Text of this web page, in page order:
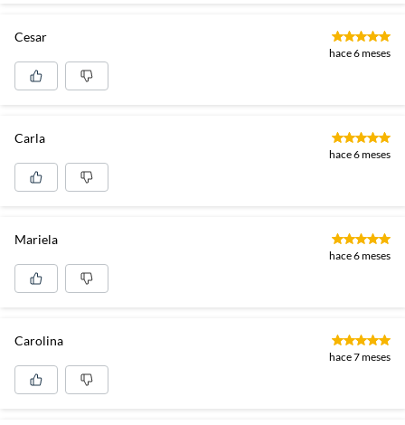
Cesar
hace 6 meses
Carla
hace 6 meses
Mariela
hace 6 meses
Carolina
hace 7 meses